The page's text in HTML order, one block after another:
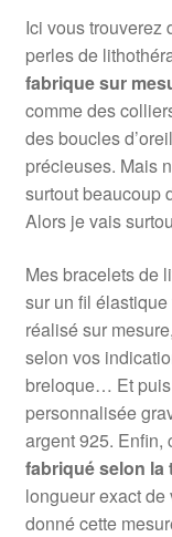
Ici vous trouverez
perles de
fabrique sur
comme des
des boucles
précieuses. Mais
surtout beaucoup
Alors je vais
Mes bracelets de
sur un fil
réalisé sur
selon vos
breloque… Et
personnalisée
argent 925. Enfin,
fabriqué selon la
longueur exact
donné cette